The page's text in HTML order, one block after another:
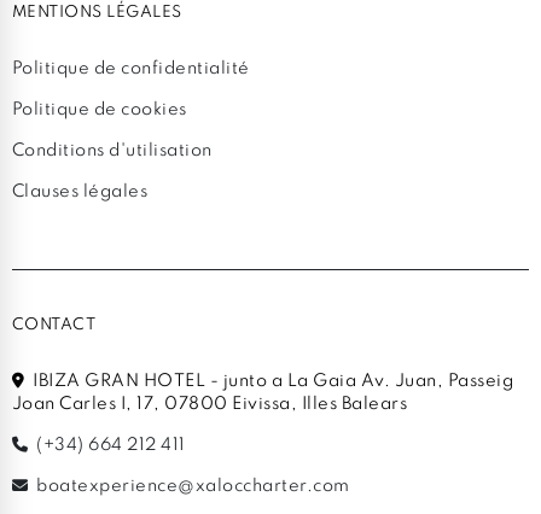
MENTIONS LÉGALES
Politique de confidentialité
Politique de cookies
Conditions d'utilisation
Clauses légales
CONTACT
IBIZA GRAN HOTEL - junto a La Gaia Av. Juan, Passeig
Joan Carles I, 17, 07800 Eivissa, Illes Balears
(+34) 664 212 411
boatexperience@xaloccharter.com